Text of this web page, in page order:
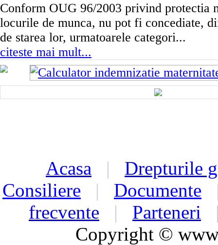
Conform OUG 96/2003 privind protectia
locurile de munca, nu pot fi concediate,
de starea lor, urmatoarele categori...
citeste mai mult...
Acasa | Drepturile
Consiliere | Documente
frecvente | Parteneri
Copyright ©